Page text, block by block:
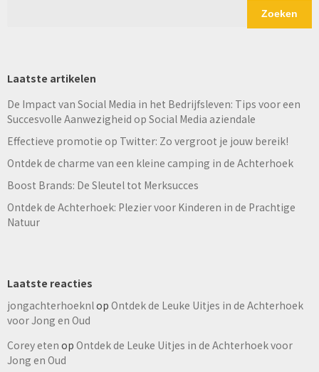
Zoeken
Laatste artikelen
De Impact van Social Media in het Bedrijfsleven: Tips voor een
Succesvolle Aanwezigheid op Social Media aziendale
Effectieve promotie op Twitter: Zo vergroot je jouw bereik!
Ontdek de charme van een kleine camping in de Achterhoek
Boost Brands: De Sleutel tot Merksucces
Ontdek de Achterhoek: Plezier voor Kinderen in de Prachtige
Natuur
Laatste reacties
jongachterhoeknlop Ontdek de Leuke Uitjes in de Achterhoek
voor Jong en Oud
Corey eten op Ontdek de Leuke Uitjes in de Achterhoek voor
Jong en Oud